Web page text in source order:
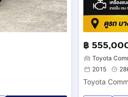
฿
Toyota
2015
Toyota